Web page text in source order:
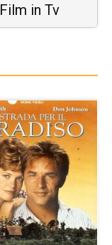
Film in Tv